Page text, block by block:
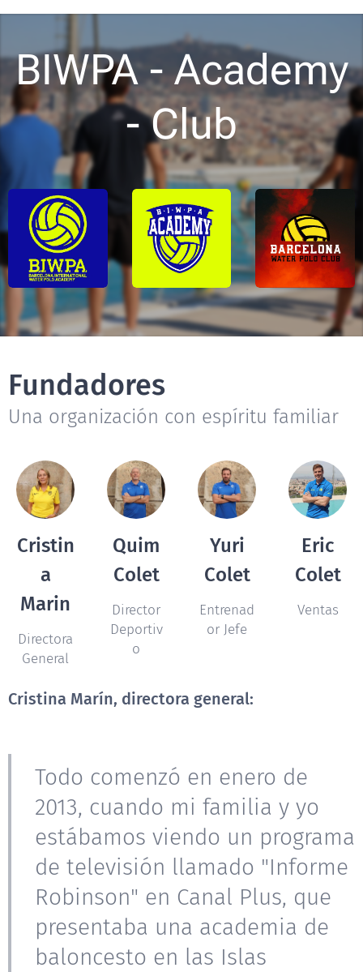
BIWPA - Academy
- Club
Fundadores
Una organización con espíritu familiar
Cristin
a
Marin
Directora
General
Quim
Colet
Director
Deportiv
o
Yuri
Colet
Entrenad
or Jefe
Eric
Colet
Ventas
Cristina Marín, directora general:
Todo comenzó en enero de
2013, cuando mi familia y yo
estábamos viendo un programa
de televisión llamado "Informe
Robinson" en Canal Plus, que
presentaba una academia de
baloncesto en las Islas